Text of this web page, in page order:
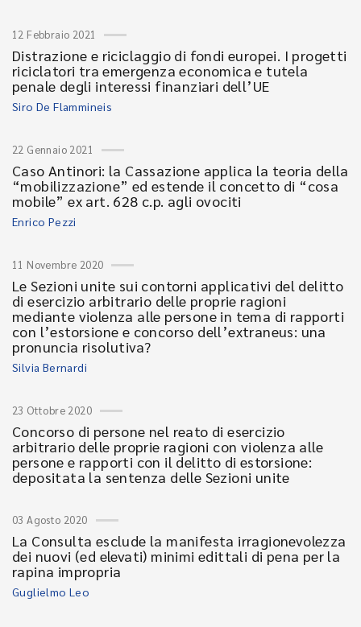
12 Febbraio 2021
Distrazione e riciclaggio di fondi europei. I progetti
riciclatori tra emergenza economica e tutela
penale degli interessi finanziari dell’UE
Siro De Flammineis
22 Gennaio 2021
Caso Antinori: la Cassazione applica la teoria della
“mobilizzazione” ed estende il concetto di “cosa
mobile” ex art. 628 c.p. agli ovociti
Enrico Pezzi
11 Novembre 2020
Le Sezioni unite sui contorni applicativi del delitto
di esercizio arbitrario delle proprie ragioni
mediante violenza alle persone in tema di rapporti
con l’estorsione e concorso dell’extraneus: una
pronuncia risolutiva?
Silvia Bernardi
23 Ottobre 2020
Concorso di persone nel reato di esercizio
arbitrario delle proprie ragioni con violenza alle
persone e rapporti con il delitto di estorsione:
depositata la sentenza delle Sezioni unite
03 Agosto 2020
La Consulta esclude la manifesta irragionevolezza
dei nuovi (ed elevati) minimi edittali di pena per la
rapina impropria
Guglielmo Leo